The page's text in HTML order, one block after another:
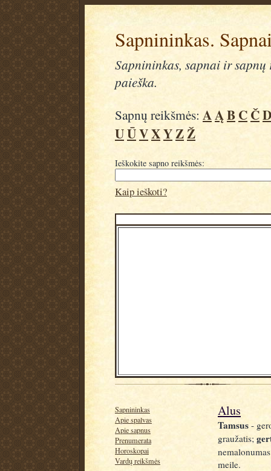
Sapnininkas.
Sapnininkas, sapnai ir
paieška.
Sapnų reikšmės: AĄBCČD
UŪVXYZŽ
Ieškokite sapno reikšmės:
Kaip ieškoti?
Sapnininkas
Apie spalvas
Apie sapnus
Prenumerata
Horoskopai
Vardų reikšmės
Alus
Tamsus -
graužatis;
meile.